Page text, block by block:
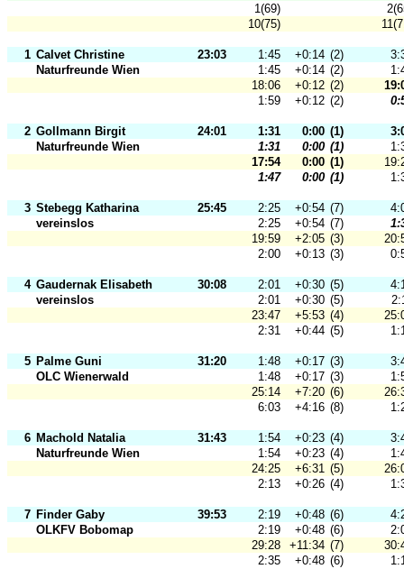
1(69)
10(75)
1 Calvet Christine 23:03 1:45 +0:14 (2)
Naturfreunde Wien
1:45 +0:14 (2)
18:06
+0:12 (2)
1:59
+0:12 (2)
2 Gollmann Birgit 24:01 1:31 0:00 (1)
Naturfreunde Wien
1:31 0:00 (1)
17:54
0:00 (1)
1:47
0:00 (1)
3 Stebegg Katharina 25:45 2:25 +0:54 (7)
vereinslos
2:25 +0:54 (7)
19:59
+2:05 (3)
2:00
+0:13 (3)
4 Gaudernak Elisabeth 30:08 2:01 +0:30 (5)
vereinslos
2:01 +0:30 (5)
23:47
+5:53 (4)
2:31
+0:44 (5)
5 Palme Guni 31:20 1:48 +0:17 (3)
OLC Wienerwald
1:48 +0:17 (3)
25:14
+7:20 (6)
6:03
+4:16 (8)
6 Machold Natalia 31:43 1:54 +0:23 (4)
Naturfreunde Wien
1:54 +0:23 (4)
24:25
+6:31 (5)
2:13
+0:26 (4)
7 Finder Gaby 39:53 2:19 +0:48 (6)
OLKFV Bobomap
2:19 +0:48 (6)
29:28
+11:34 (7)
2:35
+0:48 (6)